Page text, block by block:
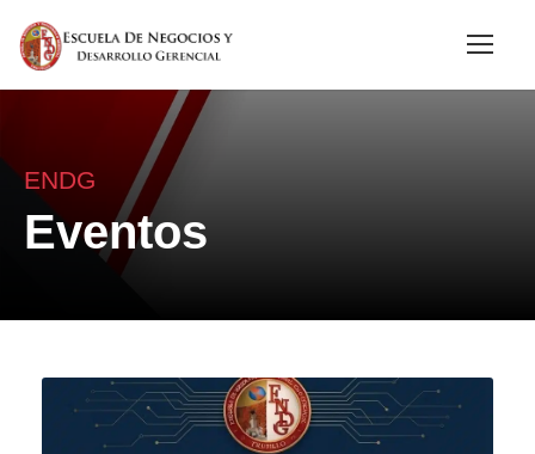
ENDG
Eventos